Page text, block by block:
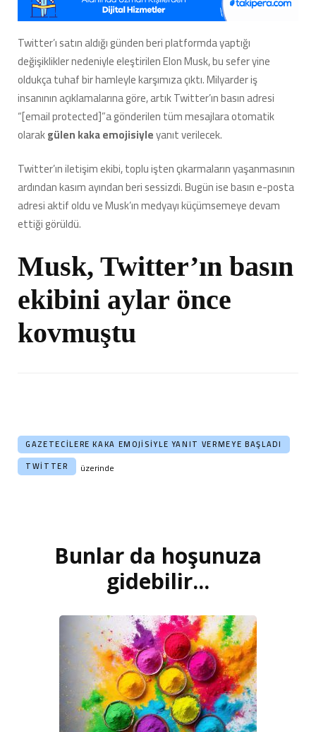
B*ka
Çevirdi:
Şirketin
Basın
Adresine
Mail
Atanlara
‘Kaka
Emojisiyle’
Başlandı
için
Twitter’ı satın aldığı günden beri platformda yaptığı
değişiklikler nedeniyle eleştirilen Elon Musk, bu sefer yine
oldukça tuhaf bir hamleyle karşımıza çıktı. Milyarder iş
insanının açıklamalarına göre, artık Twitter’ın basın adresi
“[email protected]”a gönderilen tüm mesajlara otomatik
olarakgülenkaka emojisiyleyanıt verilecek.
Twitter’ın iletişim ekibi, toplu işten çıkarmaların yaşanmasının
ardından kasım ayından beri sessizdi. Bugün ise basın e-posta
adresi aktif oldu ve Musk’ın medyayı küçümsemeye devam
ettiği görüldü.
Musk, Twitter’ın basın
ekibini aylar önce
kovmuştu
GAZETECILERE KAKA EMOJISIYLE YANIT VERMEYE BAŞLADI
TWITTER
üzerinde
Bunlar da hoşunuza
gidebilir...